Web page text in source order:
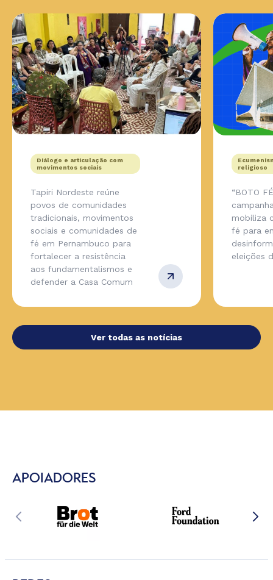
Diálogo e articulação com
movimentos sociais
Tapiri Nordeste reúne
povos de comunidades
tradicionais, movimentos
sociais e comunidades de
fé em Pernambuco para
fortalecer a resistência
aos fundamentalismos e
defender a Casa Comum
religioso
“BOTO
mobiliza
fé para
eleições
Ver todas as notícias
APOIADORES